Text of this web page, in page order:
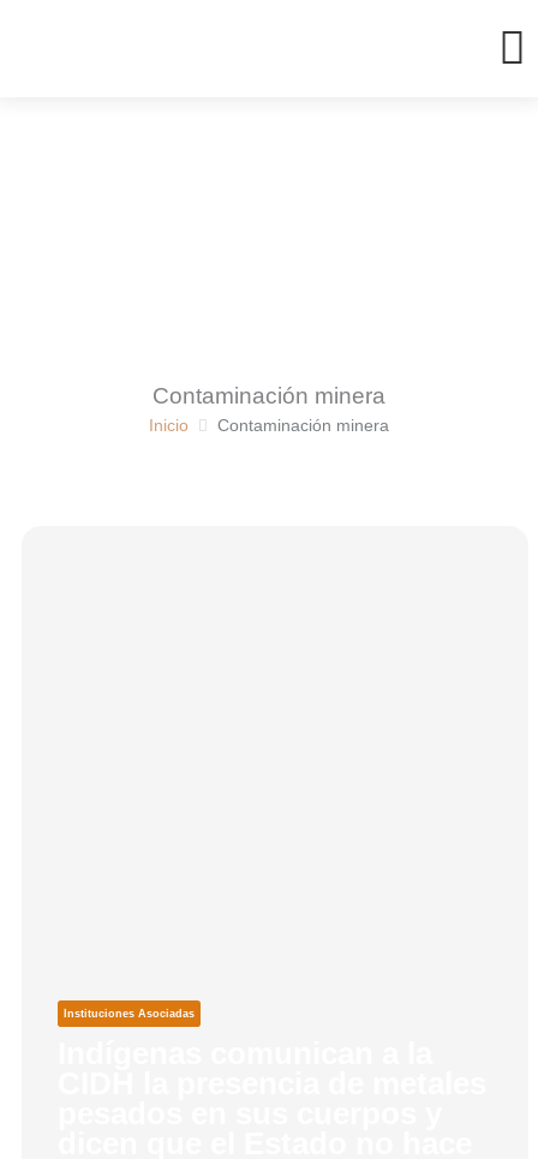
Contaminación minera
Inicio Contaminación minera
Instituciones Asociadas